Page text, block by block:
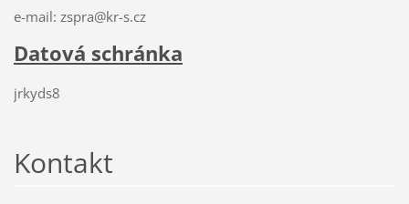
e-mail: zspra@kr-s.cz
Datová schránka
jrkyds8
Kontakt